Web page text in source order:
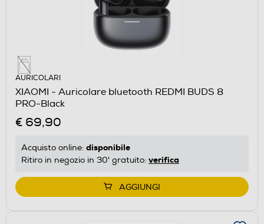
AURICOLARI
XIAOMI - Auricolare bluetooth REDMI BUDS 8
PRO-Black
€ 69,90
Acquisto online: disponibile
Ritiro in negozio in 30' gratuito: verifica
AGGIUNGI